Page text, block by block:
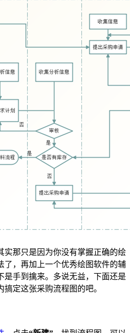
实那只是因为你没有掌握正确的绘
了，再加上一个优秀绘图软件的辅
是手到擒来。多说无益，下面还是
定这张采购流程图的吧。